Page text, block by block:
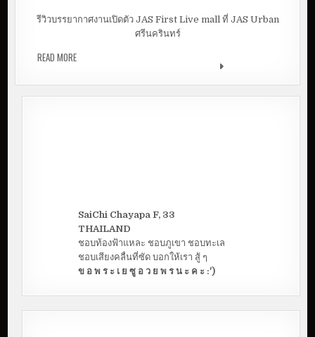
รีวิวบรรยากาศงานเปิดตัว JAS First Live mall ที่ JAS Urban
ศรีนครินทร์
READ MOREJAS FIRST LIVE MALL | ลองไปไลฟ์นอกสถานที่ ในฐานะ
SaiChi Chayapa F, 33
THAILAND
ชอบท้องฟ้าแหละ ชอบภูเขา ชอบทะเล
ชอบเสียงคลื่นที่ซัด บอกให้เรา สู้ ๆ
ข อ พ ร ะ เ ย ซู อ ว ย พ ร น ะ ค ะ :')